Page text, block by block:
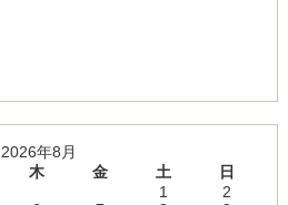
2026年8月
木 金 土
日
1
2